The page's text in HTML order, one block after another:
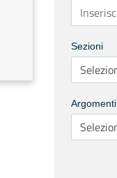
Sezioni
Argomenti